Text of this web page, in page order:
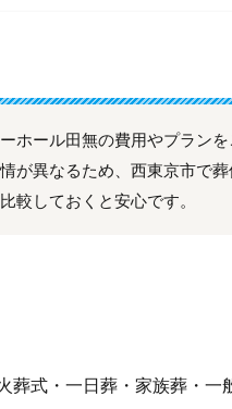
ホール田無の費用やプランを
が異なるため、西東京市で葬
較しておくと安心です。
葬式・一日葬・家族葬・一